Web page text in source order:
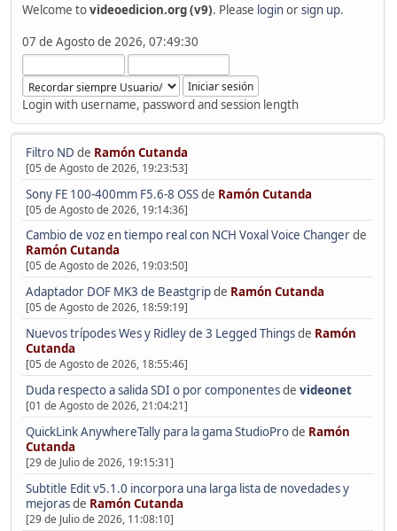
Welcome tovideoedicion.org (v9). Please loginorsign up.
07 de Agosto de 2026, 07:49:30
Login with username, password and session length
Filtro ND de Ramón Cutanda
[05 de Agosto de 2026, 19:23:53]
Sony FE 100-400mm F5.6-8 OSSde Ramón Cutanda
[05 de Agosto de 2026, 19:14:36]
Cambio de voz en tiempo real con NCH Voxal Voice Changerde
Ramón Cutanda
[05 de Agosto de 2026, 19:03:50]
Adaptador DOF MK3 de Beastgripde Ramón Cutanda
[05 de Agosto de 2026, 18:59:19]
Nuevos trípodes Wes y Ridley de 3 Legged Thingsde Ramón
Cutanda
[05 de Agosto de 2026, 18:55:46]
Duda respecto a salida SDI o por componentesde videonet
[01 de Agosto de 2026, 21:04:21]
QuickLink AnywhereTally para la gama StudioProde Ramón
Cutanda
[29 de Julio de 2026, 19:15:31]
Subtitle Edit v5.1.0 incorpora una larga lista de novedades y
mejorasde Ramón Cutanda
[29 de Julio de 2026, 11:08:10]